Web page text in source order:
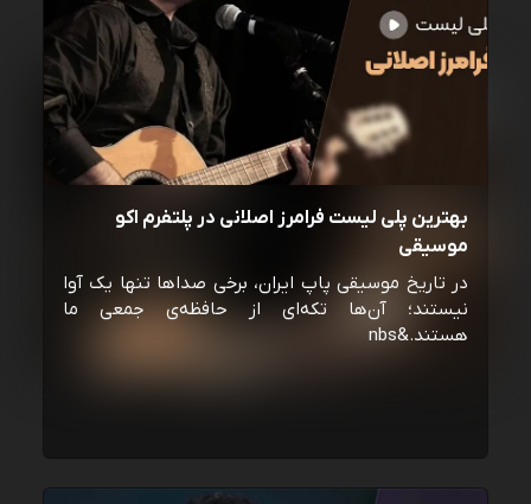
بهترین پلی لیست فرامرز اصلانی در پلتفرم اکو
موسیقی
در تاریخ موسیقی پاپ ایران، برخی صداها تنها یک آوا
نیستند؛ آن‌ها تکه‌ای از حافظه‌ی جمعی ما
هستند.&nbs